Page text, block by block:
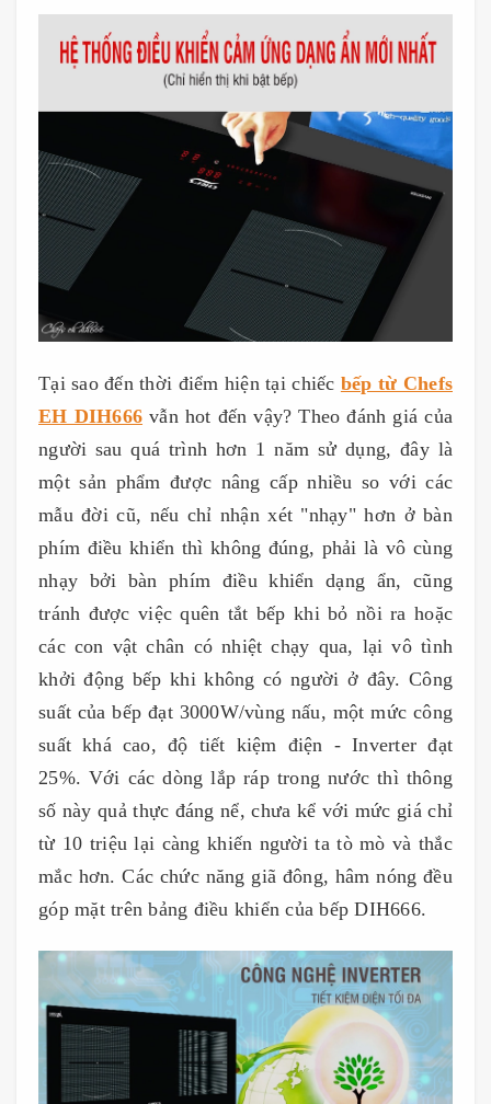
Tại sao đến thời điểm hiện tại chiếc bếp từ Chefs
EH DIH666 vẫn hot đến vậy? Theo đánh giá của
người sau quá trình hơn 1 năm sử dụng, đây là
một sản phẩm được nâng cấp nhiều so với các
mẫu đời cũ, nếu chỉ nhận xét "nhạy" hơn ở bàn
phím điều khiển thì không đúng, phải là vô cùng
nhạy bởi bàn phím điều khiển dạng ẩn, cũng
tránh được việc quên tắt bếp khi bỏ nồi ra hoặc
các con vật chân có nhiệt chạy qua, lại vô tình
khởi động bếp khi không có người ở đây. Công
suất của bếp đạt 3000W/vùng nấu, một mức công
suất khá cao, độ tiết kiệm điện - Inverter đạt
25%. Với các dòng lắp ráp trong nước thì thông
số này quả thực đáng nể, chưa kể với mức giá chỉ
từ 10 triệu lại càng khiến người ta tò mò và thắc
mắc hơn. Các chức năng giã đông, hâm nóng đều
góp mặt trên bảng điều khiển của bếp DIH666.